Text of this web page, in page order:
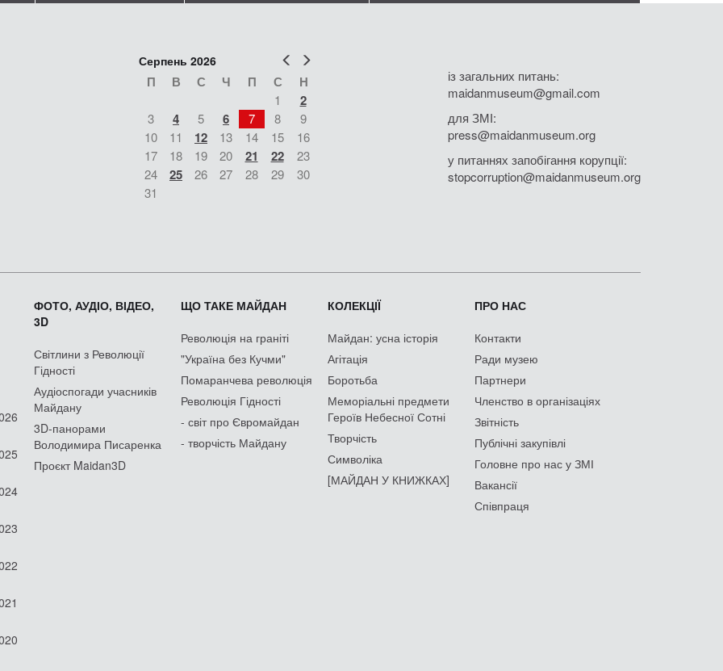
Попер
Серпень 2026
П В С Ч П С Н
1 2
3 4 5 6 7 8
9
10
11 12 13 14 15
16
17
18 19 20 21 22
23
24
25 26 27 28 29
30
31
із загальних питань:
maidanmuseum@gmail.com
для ЗМІ:
press@maidanmuseum.org
у питаннях запобігання корупції:
stopcorruption@maidanmuseum.org
ФОТО, АУДІО, ВІДЕО,
3D
Світлини з Революції
Гідності
Аудіоспогади учасників
Майдану
3D-панорами
Володимира Писаренка
Проєкт Maidan3D
ЩО ТАКЕ МАЙДАН
Революція на граніті
"Україна без Кучми"
Помаранчева революція
Революція Гідності
- світ про Євромайдан
- творчість Майдану
КОЛЕКЦІЇ
Майдан: усна історія
Агітація
Боротьба
Меморіальні предмети
Героїв Небесної Сотні
Творчість
Символіка
[МАЙДАН У КНИЖКАХ]
ПРО НАС
Контакти
Ради музею
Партнери
Членство в організаціях
Звітність
Публічні закупівлі
Головне про нас у ЗМІ
Вакансії
Співпраця